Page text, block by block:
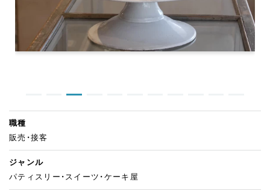
職種
販売・接客
ジャンル
パティスリー・スイーツ・ケーキ屋